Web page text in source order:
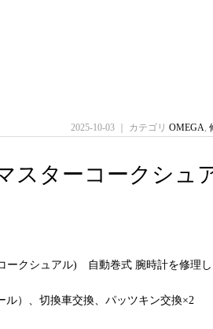
2025-10-03 ｜ カテゴリ OMEGA,
スターコークシュ
ークシュアル) 自動巻式 腕時計を修理
ル）、切換車交換、パッツキン交換×2